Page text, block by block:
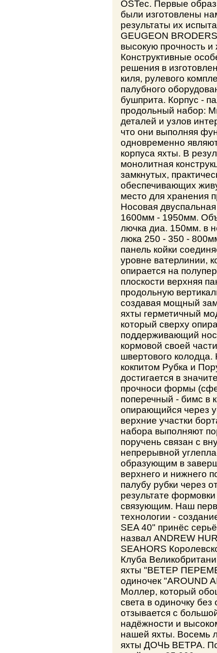
OSTec. Первые
были изготовлены
результаты их
GEUGEON
высокую прочность и
Конструктивные
решения в
киля, рулевого
палубного
бушприта. Корпус -
продольный набор:
деталей и узлов
что они выполняя
одновременно
корпуса яхты. В
монолитная
замкнутых,
обеспечивающих
место для хранения
Носовая
1600мм - 1950мм.
лючка диа. 150мм. в
люка 250 - 350 -
панель койки
уровне ватерлинии,
опирается на
плоскости верхняя
продольную
создавая мощный
яхты герметичный
который сверху
поддерживающий
кормовой своей
швертового
кокпитом Рубка и
достигается в
прочноси формы
поперечный - бимс в
опирающийся через
верхние участки
набора выполняют
поручень связан с
непрерывной
образующим в
верхнего и нижнего
палубу рубки через
результате
связующим. Наш
технологии -
SEA 40" принёс
назвал ANDREW
SEAHORS
Клуба
яхты "ВЕТЕР
одиночек "AROUND
Моллер, который
света в одиночку без
отзывается с
надёжности и
нашей яхты. Восемь
яхты ДОЧЬ ВЕТРА.